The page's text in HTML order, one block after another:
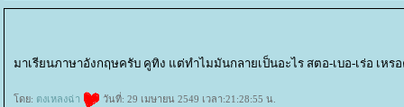
มาเรียนภาษาอังกฤษครับ คูทิง แต่ทำไมมันกลายเป็นอะไร สตอ-เบอ-เร่อ เหร
ดย: ตงเหลงฉ่า วันที่: 29 เมษายน 2549 เวลา:21:28:55 น.